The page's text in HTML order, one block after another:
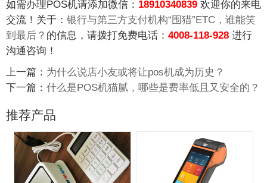
如需办理POS机请添加微信： 18910340839 欢迎你的来电
交流！关于： 银行与第三方支付机构“围猎”ETC，谁能笑
到最后？ 的信息，请拨打免费电话： 4008-118-928 进行
沟通咨询！
上一篇： 为什么说店小友或将让pos机成为历史？
下一篇： 什么是POS机猫腻，哪些是费率低且又安全的？
推荐产品